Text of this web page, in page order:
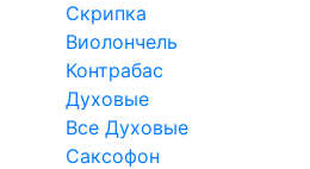
Скрипка
Виолончель
Контрабас
Духовые
Все Духовые
Саксофон